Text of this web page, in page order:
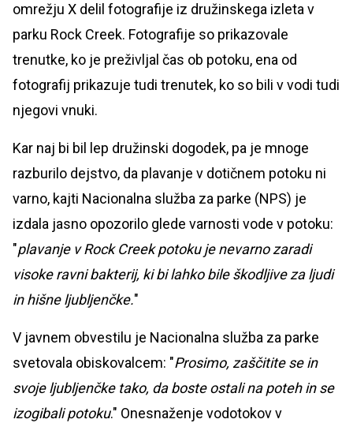
omrežju X delil fotografije iz družinskega izleta v
parku Rock Creek. Fotografije so prikazovale
trenutke, ko je preživljal čas ob potoku, ena od
fotografij prikazuje tudi trenutek, ko so bili v vodi tudi
njegovi vnuki.
Kar naj bi bil lep družinski dogodek, pa je mnoge
razburilo dejstvo, da plavanje v dotičnem potoku ni
varno, kajti Nacionalna služba za parke (NPS) je
izdala jasno opozorilo glede varnosti vode v potoku:
"plavanje v Rock Creek potoku je nevarno zaradi
visoke ravni bakterij, ki bi lahko bile škodljive za ljudi
in hišne ljubljenčke."
V javnem obvestilu je Nacionalna služba za parke
svetovala obiskovalcem: "Prosimo, zaščitite se in
svoje ljubljenčke tako, da boste ostali na poteh in se
izogibali potoku." Onesnaženje vodotokov v